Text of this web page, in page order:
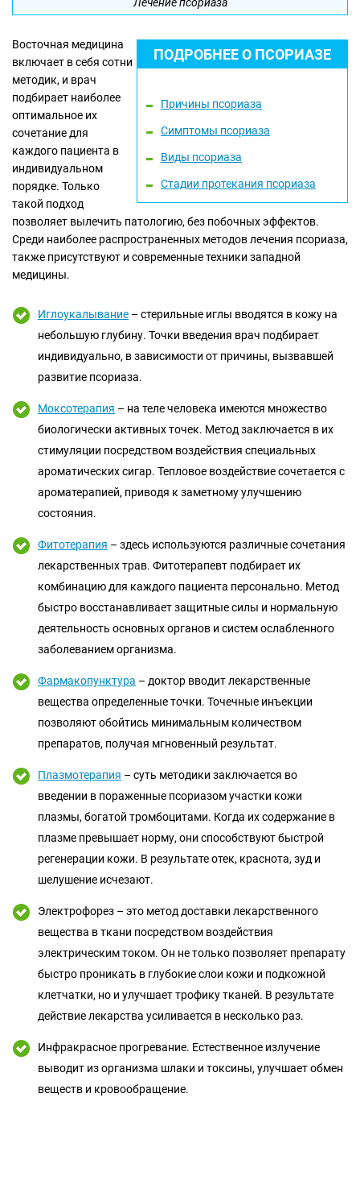
Лечение псориаза
ПОДРОБНЕЕ О ПСОРИАЗЕ
Причины псориаза
Симптомы псориаза
Виды псориаза
Стадии протекания псориаза
Восточная медицина
включает в себя сотни
методик, и врач
подбирает наиболее
оптимальное их
сочетание для
каждого пациента в
индивидуальном
порядке. Только
такой подход
позволяет вылечить патологию, без побочных эффектов.
Среди наиболее распространенных методов лечения псориаза,
также присутствуют и современные техники западной
медицины.
Иглоукалывание – стерильные иглы вводятся в кожу на
небольшую глубину. Точки введения врач подбирает
индивидуально, в зависимости от причины, вызвавшей
развитие псориаза.
Моксотерапия – на теле человека имеются множество
биологически активных точек. Метод заключается в их
стимуляции посредством воздействия специальных
ароматических сигар. Тепловое воздействие сочетается с
ароматерапией, приводя к заметному улучшению
состояния.
Фитотерапия – здесь используются различные сочетания
лекарственных трав. Фитотерапевт подбирает их
комбинацию для каждого пациента персонально. Метод
быстро восстанавливает защитные силы и нормальную
деятельность основных органов и систем ослабленного
заболеванием организма.
Фармакопунктура – доктор вводит лекарственные
вещества определенные точки. Точечные инъекции
позволяют обойтись минимальным количеством
препаратов, получая мгновенный результат.
Плазмотерапия – суть методики заключается во
введении в пораженные псориазом участки кожи
плазмы, богатой тромбоцитами. Когда их содержание в
плазме превышает норму, они способствуют быстрой
регенерации кожи. В результате отек, краснота, зуд и
шелушение исчезают.
Электрофорез – это метод доставки лекарственного
вещества в ткани посредством воздействия
электрическим током. Он не только позволяет препарату
быстро проникать в глубокие слои кожи и подкожной
клетчатки, но и улучшает трофику тканей. В результате
действие лекарства усиливается в несколько раз.
Инфракрасное прогревание. Естественное излучение
выводит из организма шлаки и токсины, улучшает обмен
веществ и кровообращение.